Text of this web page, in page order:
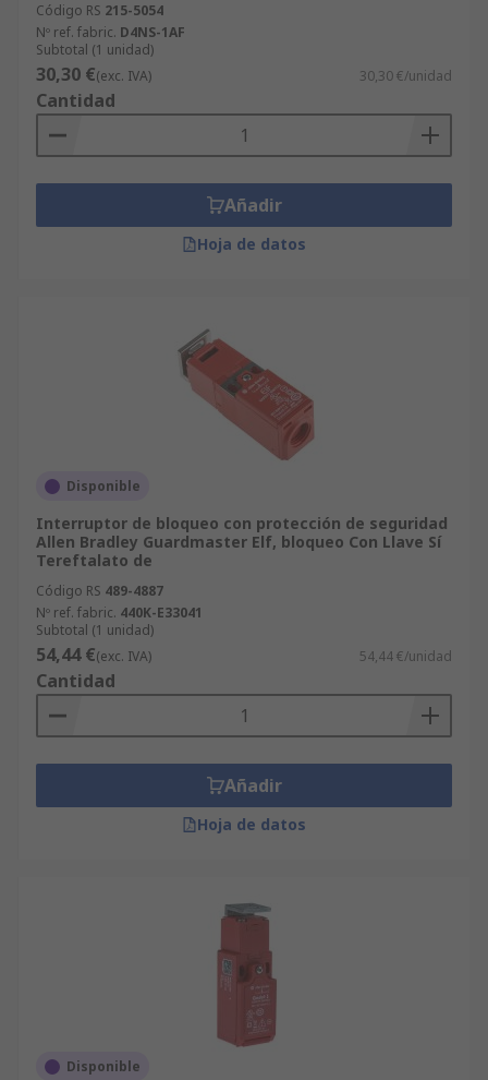
Código RS 215-5054
Nº ref. fabric. D4NS-1AF
Subtotal (1 unidad)
30,30 €(exc. IVA) 30,30 €/unidad
Cantidad
Añadir
Hoja de datos
Disponible
Interruptor de bloqueo con protección de seguridad
Allen Bradley Guardmaster Elf, bloqueo Con Llave Sí
Tereftalato de
Código RS 489-4887
Nº ref. fabric. 440K-E33041
Subtotal (1 unidad)
54,44 €(exc. IVA) 54,44 €/unidad
Cantidad
Añadir
Hoja de datos
Disponible